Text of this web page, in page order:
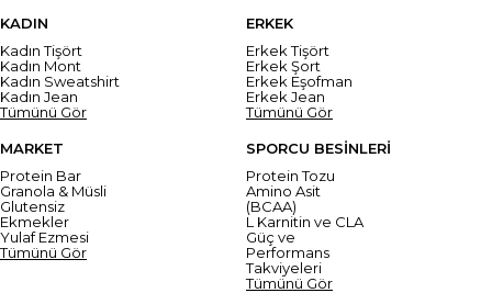
KADIN
Kadın Tişört
Kadın Mont
Kadın Sweatshirt
Kadın Jean
Tümünü Gör
ERKEK
Erkek Tişört
Erkek Şort
Erkek Eşofman
Erkek Jean
Tümünü Gör
MARKET
Protein Bar
Granola & Müsli
Glutensiz
Ekmekler
Yulaf Ezmesi
Tümünü Gör
SPORCU BESİNLERİ
Protein Tozu
Amino Asit
(BCAA)
L Karnitin ve CLA
Güç ve
Performans
Takviyeleri
Tümünü Gör